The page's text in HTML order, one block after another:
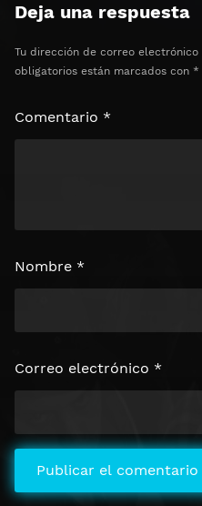
Deja una respuesta
Tu dirección de correo
obligatorios están marcados con *
Comentario *
Nombre *
Correo electrónico *